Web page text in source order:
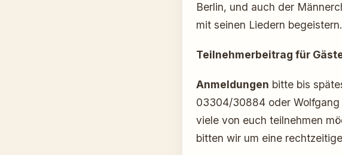
Berlin, und auch der
mit seinen Liedern begeistern.
Teilnehmerbeitrag für
Anmeldungen bitte bis
03304/30884 oder
viele von euch teilnehmen
bitten wir um eine